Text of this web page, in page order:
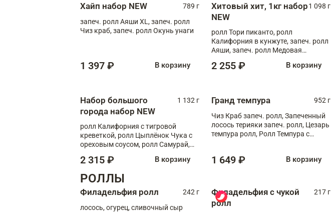
Хайп набор NEW
789 г
запеч. ролл Аяши XL, запеч. ролл
Чиз краб, запеч. ролл Окунь унаги
1 397 ₽ В корзину
Хитовый хит, 1кг набор
NEW
1 098 г
ролл Тори пиканто, ролл
Калифорния в кунжуте, запеч. ролл
Аяши, запеч. ролл Медовая
чукой
2 255 ₽ В корзину
Набор большого
города набор NEW
1 132 г
ролл Калифорния с тигровой
креветкой, ролл Цыплёнок Чука с
ореховым соусом, ролл Самурай,
ролл с крабом
2 315 ₽ В корзину
Гранд темпура
952 г
Чиз Краб запеч. ролл, Запеченный
лосось терияки запеч. ролл, Цезарь
темпура ролл, Ролл Темпура с
1 649 ₽ В корзину
РОЛЛЫ
Филадельфия ролл
242 г
лосось, огурец, сливочный сыр
Филадельфия с чукой
ролл
217 г